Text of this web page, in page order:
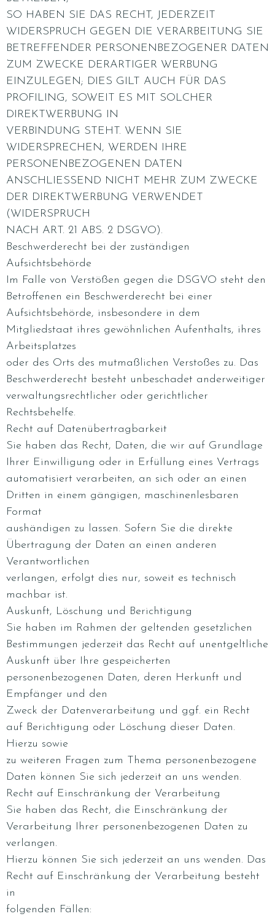
SO HABEN SIE DAS RECHT, JEDERZEIT
WIDERSPRUCH GEGEN DIE VERARBEITUNG SIE
BETREFFENDER PERSONENBEZOGENER DATEN
ZUM ZWECKE DERARTIGER WERBUNG
EINZULEGEN; DIES GILT AUCH FÜR DAS
PROFILING, SOWEIT ES MIT SOLCHER
DIREKTWERBUNG IN
VERBINDUNG STEHT. WENN SIE
WIDERSPRECHEN, WERDEN IHRE
PERSONENBEZOGENEN DATEN
ANSCHLIESSEND NICHT MEHR ZUM ZWECKE
DER DIREKTWERBUNG VERWENDET
(WIDERSPRUCH
NACH ART. 21 ABS. 2 DSGVO).
Beschwerderecht bei der zuständigen
Aufsichtsbehörde
Im Falle von Verstößen gegen die DSGVO steht den
Betroffenen ein Beschwerderecht bei einer
Aufsichtsbehörde, insbesondere in dem
Mitgliedstaat ihres gewöhnlichen Aufenthalts, ihres
Arbeitsplatzes
oder des Orts des mutmaßlichen Verstoßes zu. Das
Beschwerderecht besteht unbeschadet anderweitiger
verwaltungsrechtlicher oder gerichtlicher
Rechtsbehelfe.
Recht auf Datenübertragbarkeit
Sie haben das Recht, Daten, die wir auf Grundlage
Ihrer Einwilligung oder in Erfüllung eines Vertrags
automatisiert verarbeiten, an sich oder an einen
Dritten in einem gängigen, maschinenlesbaren
Format
aushändigen zu lassen. Sofern Sie die direkte
Übertragung der Daten an einen anderen
Verantwortlichen
verlangen, erfolgt dies nur, soweit es technisch
machbar ist.
Auskunft, Löschung und Berichtigung
Sie haben im Rahmen der geltenden gesetzlichen
Bestimmungen jederzeit das Recht auf unentgeltliche
Auskunft über Ihre gespeicherten
personenbezogenen Daten, deren Herkunft und
Empfänger und den
Zweck der Datenverarbeitung und ggf. ein Recht
auf Berichtigung oder Löschung dieser Daten.
Hierzu sowie
zu weiteren Fragen zum Thema personenbezogene
Daten können Sie sich jederzeit an uns wenden.
Recht auf Einschränkung der Verarbeitung
Sie haben das Recht, die Einschränkung der
Verarbeitung Ihrer personenbezogenen Daten zu
verlangen.
Hierzu können Sie sich jederzeit an uns wenden. Das
Recht auf Einschränkung der Verarbeitung besteht
in
folgenden Fällen: